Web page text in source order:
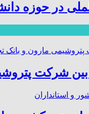
در حوزه
بین شرکت